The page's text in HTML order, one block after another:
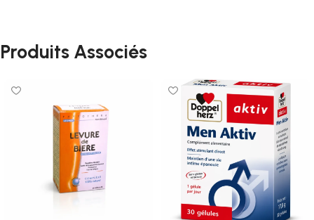
Produits Associés